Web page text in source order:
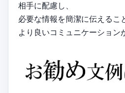
相手に配慮し、
必要な情報を簡潔に伝えるこ
より良いコミュニケーション